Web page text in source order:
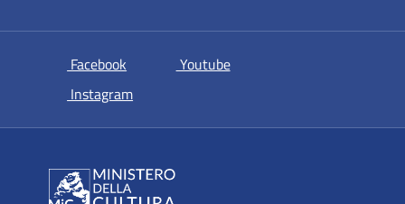
Facebook si apre in una nuova scheda
Youtubesi apre in una nuova scheda
Instagramsi apre in una nuova scheda